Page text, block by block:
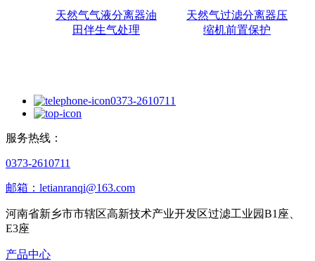
天然气气液分离器油
田伴生气处理
天然气过滤分离器压
缩机前置保护
0373-2610711
服务热线：
0373-2610711
邮箱：letianranqi@163.com
河南省新乡市市辖区高新技术产业开发区过滤工业园B1座、
E3座
产品中心